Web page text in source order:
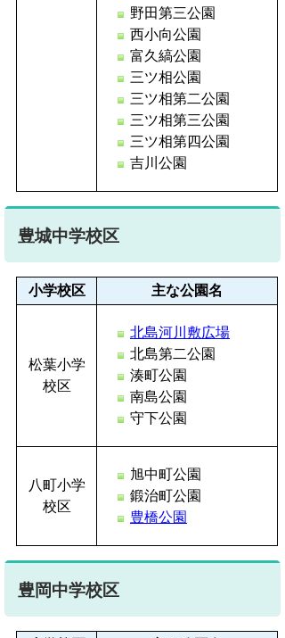
野田第三公園
西小向公園
富久縞公園
三ツ相公園
三ツ相第二公園
三ツ相第三公園
三ツ相第四公園
吉川公園
豊城中学校区
小学校区 主な公園名
松葉小学
校区
北島河川敷広場
北島第二公園
湊町公園
南島公園
守下公園
八町小学
校区
旭中町公園
鍛治町公園
豊橋公園
豊岡中学校区